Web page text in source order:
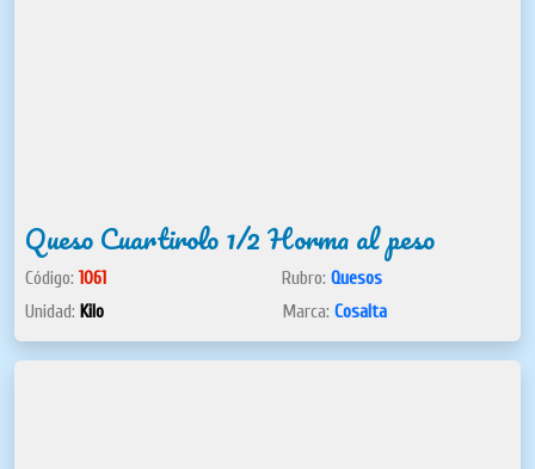
Queso Cuartirolo 1/2 Horma al peso
Código: 1061
Unidad: Kilo
Rubro: Quesos
Marca: Cosalta